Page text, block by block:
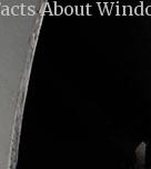
About